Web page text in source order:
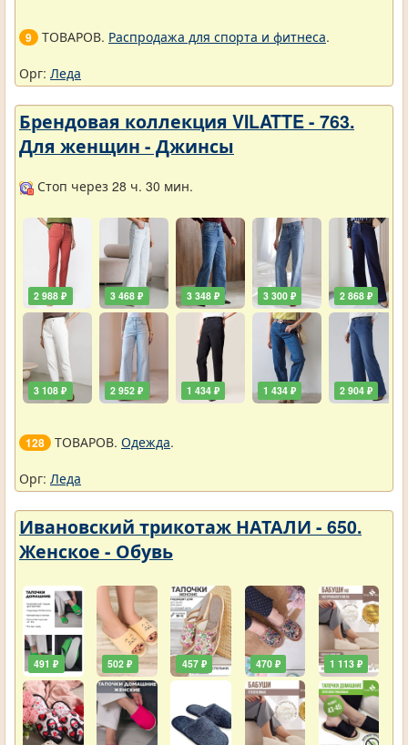
9 ТОВАРОВ. Распродажа для спорта и фитнеса.
Орг: Леда
Брендовая коллекция VILATTE - 763.
Для женщин - Джинсы
Стоп через 28 ч. 30 мин.
2 988 ₽
3 108 ₽
3 468 ₽
2 952 ₽
3 348 ₽
1 434 ₽
3 300 ₽
1 434 ₽
2 868 ₽
2 904 ₽
128 ТОВАРОВ. Одежда.
Орг: Леда
Ивановский трикотаж НАТАЛИ - 650.
Женское - Обувь
491 ₽ 502 ₽ 457 ₽ 470 ₽ 1 113 ₽